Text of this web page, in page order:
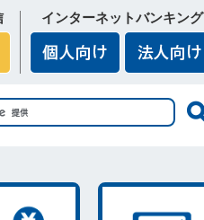
インターネットバンキング